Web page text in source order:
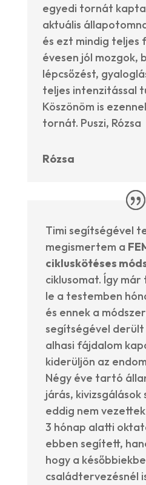
egyedi tornát
aktuális
és ezt mindig teljes
évesen jól mozgok,
lépcsőzést,
teljes intenzitással
Köszönöm is
tornát. Puszi, Rózsa
Rózsa
Timi segítségével
megismertem a
cikluskötéses
ciklusomat. Így már
le a testemben
és ennek a
segítségével derült
alhasi fájdalom
kiderüljön az
Négy éve tartó
járás, kivizsgálások
eddig nem
3 hónap alatti
ebben segített,
hogy a
családtervezésnél